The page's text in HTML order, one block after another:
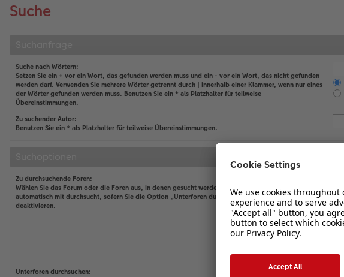
Suche
Suche nach Wörtern:
Setzen Sie ein + vor ein Wort, das gefunden werden muss und ein - vor ein Wort, das nicht gefunden
werden darf. Verwenden Sie mehrere Wörter getrennt durch
innerhalb einer Klammer, wenn nur eines
der Wörter gefunden werden muss. Benutzen Sie ein * als Platzhalter für teilweise
Übereinstimmungen.
Zu suchender Autor:
Benutzen Sie ein * als Platzhalter für teilweise Übereinstimmungen.
Zu durchsuchende Foren:
Wählen Sie das Forum oder die Foren aus, in denen gesucht werden soll. Unterforen werden
automatisch mit durchsucht, sofern Sie die Option „Unterforen durchsuchen“ unten nicht
deaktivieren.
Unterforen durchsuchen: